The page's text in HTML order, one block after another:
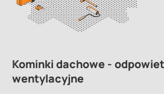
Kominki dachowe -
wentylacyjne